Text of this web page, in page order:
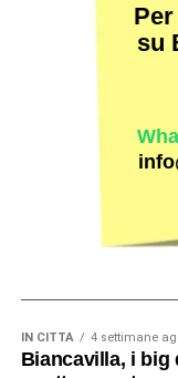
su
IN CITTÀ 4 settimane
Biancavilla, i big